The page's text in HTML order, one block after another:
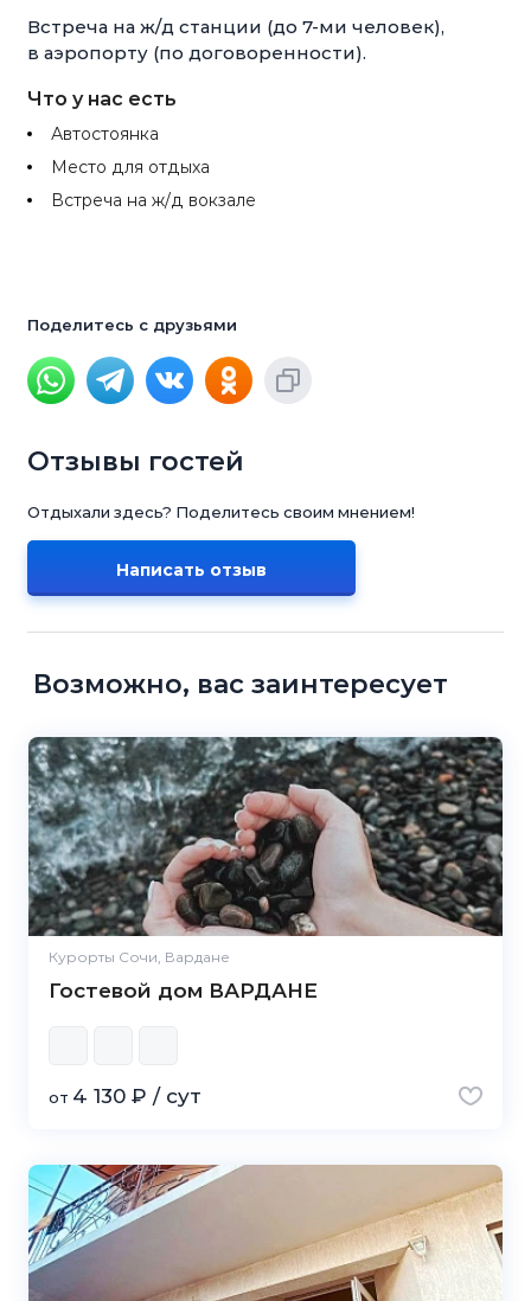
Встреча на ж/д станции (до 7-ми человек),
в аэропорту (по договоренности).
Что у нас есть
Автостоянка
Место для отдыха
Встреча на ж/д вокзале
Поделитесь с друзьями
Отзывы гостей
Отдыхали здесь? Поделитесь своим мнением!
Написать отзыв
Возможно, вас заинтересует
Курорты Сочи, Вардане
Гостевой дом ВАРДАНЕ
от 4 130 ₽ / сут